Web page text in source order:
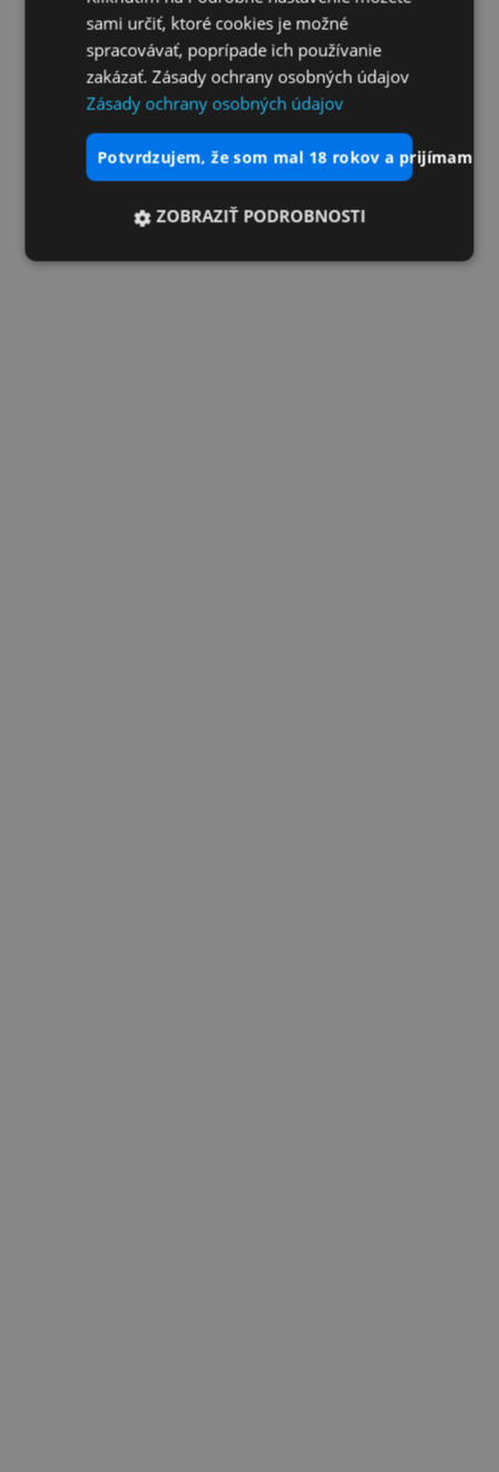
sami určiť, ktoré cookies je možné
spracovávať, poprípade ich používanie
zakázať. Zásady ochrany osobných údajov
Zásady ochrany osobných údajov
potvrdzujem, že som mal 18 rokov a prijímam
ZOBRAZIŤ PODROBNOSTI